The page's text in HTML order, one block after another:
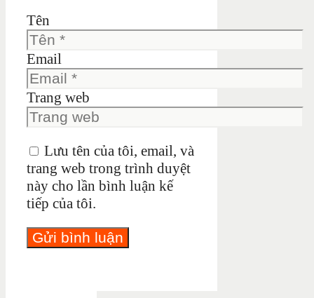
Tên
Email
Trang web
Lưu tên của tôi, email, và
trang web trong trình duyệt
này cho lần bình luận kế
tiếp của tôi.